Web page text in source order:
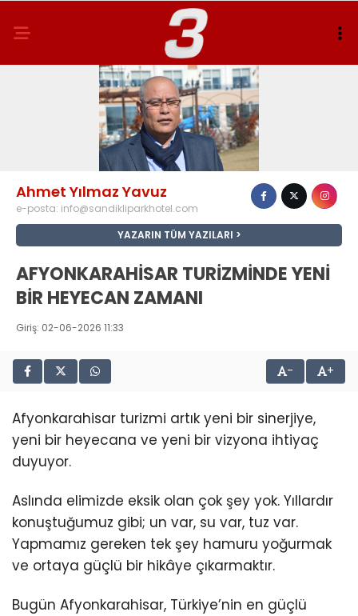
Ahmet Yılmaz Yavuz
e-posta: info@sandikliparkhotel.com
YAZARIN TÜM YAZILARI
AFYONKARAHİSAR TURİZMİNDE YENİ
BİR HEYECAN ZAMANI
Giriş: 02-06-2026 11:33
- +
Afyonkarahisar turizmi artık yeni bir sinerjiye,
yeni bir heyecana ve yeni bir vizyona ihtiyaç
duyuyor.
Aslında elimizde eksik olan çok şey yok. Yıllardır
konuştuğumuz gibi; un var, su var, tuz var.
Yapmamız gereken tek şey hamuru yoğurmak
ve ortaya güçlü bir hikâye çıkarmaktır.
Bugün Afyonkarahisar, Türkiye’nin en güçlü